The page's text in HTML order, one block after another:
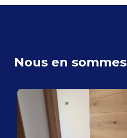
Nous en sommes